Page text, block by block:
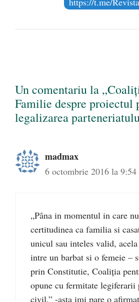
Un comentariu la
Familie despre proiectul
legalizarea
madmax
6 octombrie 2016 la 9:54
„Pâna in momentul in care
certitudinea ca familia si
unicul sau inteles valid,
intre un barbat si o femeie –
prin Constitutie, Coaliția
opune cu fermitate legiferarii
civil.” -asta imi pare o